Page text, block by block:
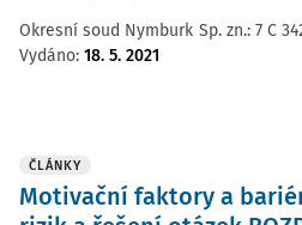
Okresní soud Nymburk Sp. zn.: 7 C
Vydáno: 18. 5. 2021
ČLÁNKY
Motivační faktory a